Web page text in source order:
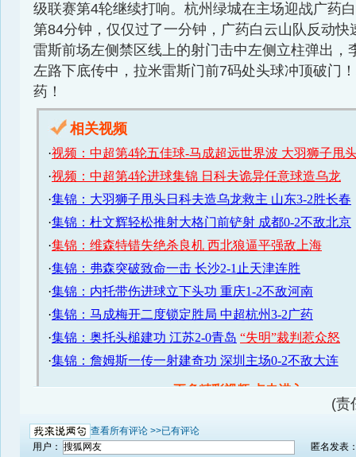
级联赛第4轮继续打响。杭州绿城在主场迎战广药
第84分钟，仅仅过了一分钟，广药白云山队反动快
雷斯前场左侧禁区线上的射门击中左侧立柱弹出，
左路下底传中，拉米雷斯门前7码处头球冲顶破门
药！
(责
查看所有评论 >>已有评论
用户：
匿名发表